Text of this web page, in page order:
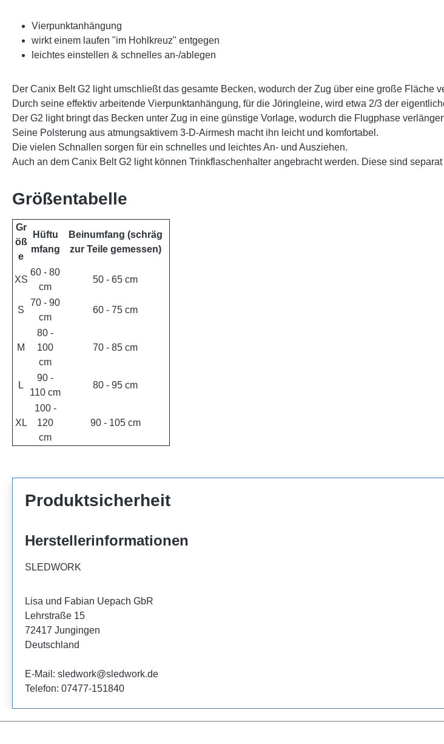
Vierpunktanhängung
wirkt einem laufen "im Hohlkreuz" entgegen
leichtes einstellen & schnelles an-/ablegen
Der Canix Belt G2 light umschließt das gesamte Becken, wodurch der Zug über eine große Fläche
Durch seine effektiv arbeitende Vierpunktanhängung, für die Jöringleine, wird etwa 2/3 der
Der G2 light bringt das Becken unter Zug in eine günstige Vorlage, wodurch die Flugphase
Seine Polsterung aus atmungsaktivem 3-D-Airmesh macht ihn leicht und komfortabel.
Die vielen Schnallen sorgen für ein schnelles und leichtes An- und Ausziehen.
Auch an dem Canix Belt G2 light können Trinkflaschenhalter angebracht werden. Diese sind
Größentabelle
Gr
öß
e
Hüftu
mfang
Beinumfang (schräg
zur Teile gemessen)
XS
60 - 80
cm
50 - 65 cm
S
70 - 90
cm
60 - 75 cm
M
80 -
100
cm
70 - 85 cm
L
90 -
110 cm
80 - 95 cm
XL
100 -
120
cm
90 - 105 cm
Produktsicherheit
Herstellerinformationen
SLEDWORK
Lisa und Fabian Uepach GbR
Lehrstraße 15
72417 Jungingen
Deutschland
E-Mail: sledwork@sledwork.de
Telefon: 07477-151840